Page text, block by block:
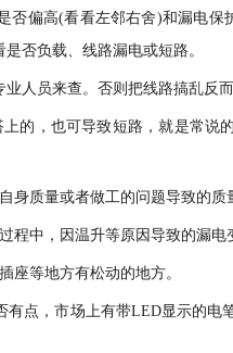
否偏高(看看左邻右舍)和漏电
否负载、线路漏电或短路。
人员来查。否则把线路搞乱反而
的，也可导致短路，就是常说
质量或者做工的问题导致的质
中，因温升等原因导致的漏电
座等地方有松动的地方。
有点，市场上有带LED显示的电